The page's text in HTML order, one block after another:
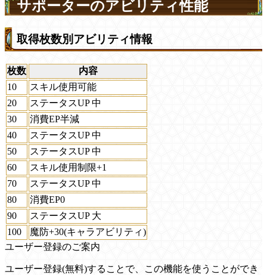
サポーターのアビリティ性能
取得枚数別アビリティ情報
枚数
内容
10
スキル使用可能
20
ステータスUP 中
30
消費EP半減
40
ステータスUP 中
50
ステータスUP 中
60
スキル使用制限+1
70
ステータスUP 中
80
消費EP0
90
ステータスUP 大
100
魔防+30(キャラアビリティ)
ユーザー登録のご案内
ユーザー登録(無料)することで、この機能を使うことができ